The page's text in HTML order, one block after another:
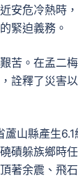
安危冷熱時
緊迫義務。
苦。在孟二
詮釋了災害
山縣產生
磧躲族鄉時
著余震、飛